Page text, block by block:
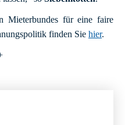
Mieterbundes für eine faire
finden Sie hier.